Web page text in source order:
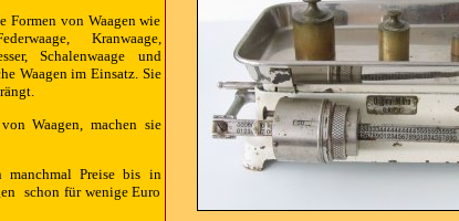
Formen von Waagen wie
Kranwaage,
Schalenwaage und
Waagen im Einsatz. Sie
Waagen, machen sie
manchmal Preise bis in
schon für wenige Euro